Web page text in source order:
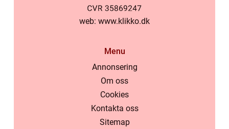
web: www.klikko.dk
Menu
Annonsering
Om oss
Cookies
Kontakta oss
Sitemap